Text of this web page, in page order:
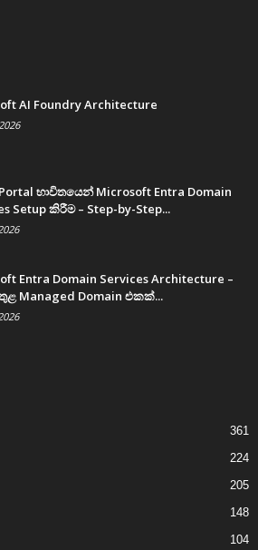
AI Foundry Architecture
භාවිතයෙන් Microsoft Entra Domain
Setup කිරීම – Step-by-Step...
Entra Domain Services Architecture –
Managed Domain එකක්...
361
224
205
148
104